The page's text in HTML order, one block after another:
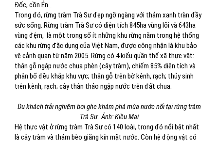
Đốc, cồn Én...
Trong đó, rừng tràm Trà Sư đẹp ngỡ ngàng với thảm xanh tràn đầy
sức sống. Rừng tràm Trà Sư có diện tích 845ha vùng lõi và 643ha
vùng đệm, là một trong số ít những khu rừng nằm trong hệ thống
các khu rừng đặc dụng của Việt Nam, được công nhận là khu bảo
vệ cảnh quan từ năm 2005. Rừng có 4 kiểu quần thể xã thực vật:
thân gỗ ngập nước chua phèn (cây tràm), chiếm 85% diện tích và
phân bố đều khắp khu vực; thân gỗ trên bờ kênh, rạch; thủy sinh
trên kênh, rạch; cây thân thảo ngập nước trên đất chua.
Du khách trải nghiệm bơi ghe khám phá mùa nước nổi tại rừng tràm
Trà Sư. Ảnh: Kiều Mai
Hệ thực vật ở rừng tràm Trà Sư có 140 loài, trong đó nổi bật nhất
là cây tràm và thảm bèo giăng kín mặt nước. Còn hệ động vật có